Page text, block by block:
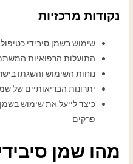
נקודות מרכזיות
שימוש בשמן סיבידי
התועלות הרפואיות
נוחות השימוש והשגתו
יתרונות הבריאותיים של
כיצד לייעל את שימוש
פרקים
מהו שמן